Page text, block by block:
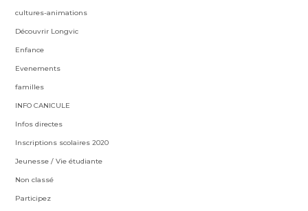
cultures-animations
Découvrir Longvic
Enfance
Evenements
familles
INFO CANICULE
Infos directes
Inscriptions scolaires 2020
Jeunesse / Vie étudiante
Non classé
Participez